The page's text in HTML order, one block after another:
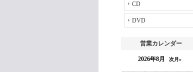
CD
DVD
営業カレンダー
2026年8月 次月»